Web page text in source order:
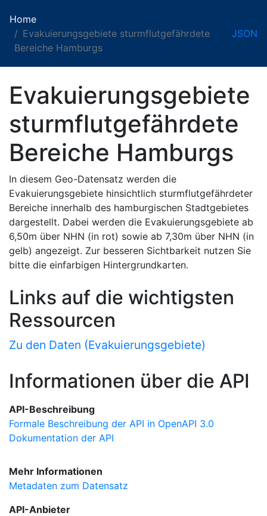
Home
Evakuierungsgebiete sturmflutgefährdete
Bereiche Hamburgs
JSON
Evakuierungsgebiete
sturmflutgefährdete
Bereiche Hamburgs
In diesem Geo-Datensatz werden die
Evakuierungsgebiete hinsichtlich sturmflutgefährdeter
Bereiche innerhalb des hamburgischen Stadtgebietes
dargestellt. Dabei werden die Evakuierungsgebiete ab
6,50m über NHN (in rot) sowie ab 7,30m über NHN (in
gelb) angezeigt. Zur besseren Sichtbarkeit nutzen Sie
bitte die einfarbigen Hintergrundkarten.
Links auf die wichtigsten
Ressourcen
Zu den Daten (Evakuierungsgebiete)
Informationen über die API
API-Beschreibung
Formale Beschreibung der API in OpenAPI 3.0
Dokumentation der API
Mehr Informationen
Metadaten zum Datensatz
API-Anbieter